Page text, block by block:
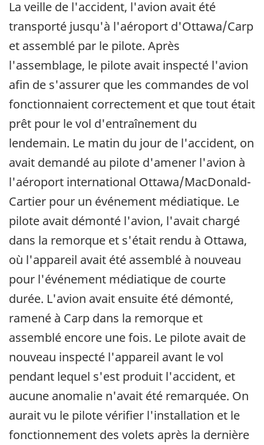
La veille de l'accident, l'avion avait été
transporté jusqu'à l'aéroport d'Ottawa/Carp
et assemblé par le pilote. Après
l'assemblage, le pilote avait inspecté l'avion
afin de s'assurer que les commandes de vol
fonctionnaient correctement et que tout était
prêt pour le vol d'entraînement du
lendemain. Le matin du jour de l'accident, on
avait demandé au pilote d'amener l'avion à
l'aéroport international Ottawa/MacDonald-
Cartier pour un événement médiatique. Le
pilote avait démonté l'avion, l'avait chargé
dans la remorque et s'était rendu à Ottawa,
où l'appareil avait été assemblé à nouveau
pour l'événement médiatique de courte
durée. L'avion avait ensuite été démonté,
ramené à Carp dans la remorque et
assemblé encore une fois. Le pilote avait de
nouveau inspecté l'appareil avant le vol
pendant lequel s'est produit l'accident, et
aucune anomalie n'avait été remarquée. On
aurait vu le pilote vérifier l'installation et le
fonctionnement des volets après la dernière